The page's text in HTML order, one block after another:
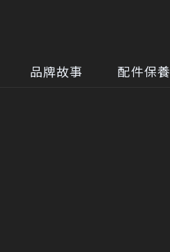
品牌故事 配件保養